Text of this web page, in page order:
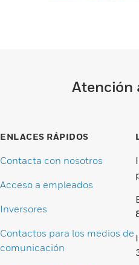
Atención
ENLACES RÁPIDOS
Contacta con nosotros
Acceso a empleados
Inversores
Contactos para los medios de
comunicación